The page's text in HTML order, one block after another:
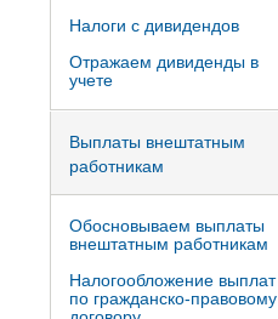
Налоги с дивидендов
Отражаем дивиденды в
учете
Выплаты внештатным
работникам
Обосновываем выплаты
внештатным работникам
Налогообложение выплат
по гражданско-правовому